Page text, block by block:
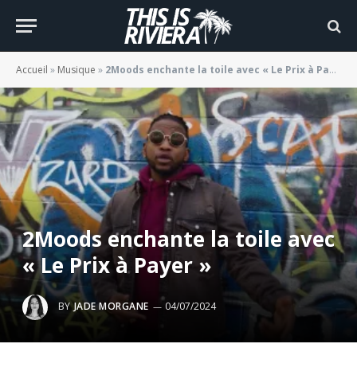
Accueil » Musique » 2Moods enchante la toile avec « Le Prix à Payer »
2Moods enchante la toile avec
« Le Prix à Payer »
BY JADE MORGANE 04/07/2024